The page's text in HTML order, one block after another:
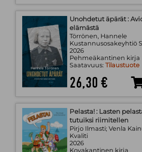
Unohdetut äpärät :
elämästä
Törrönen, Hannele
Kustannusosakeyhtiö
2026
Pehmeäkantinen kirja
Saatavuus: Tilaustuote
26,30 €
Pelasta! : Lasten
tutuiksi riimitellen
Pirjo Ilmasti; Venla
Kvaliti
2026
Kovakantinen kirja